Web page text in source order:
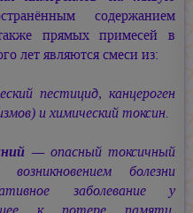
содержанием
прямых примесей в
лет являются смеси из:
пестицид, канцероген
и химический токсин.
— опасный токсичный
болезни
заболевание у